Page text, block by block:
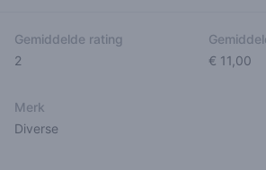
Gemiddelde rating
2
€ 11,00
Merk
Diverse